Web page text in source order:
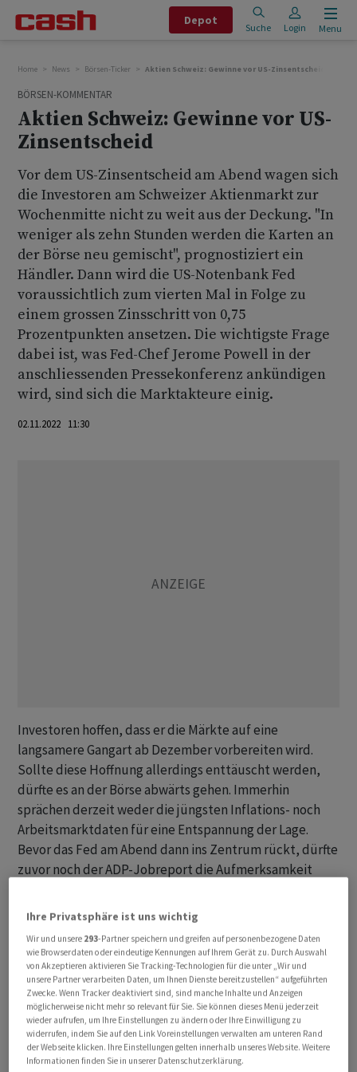
Depot
Suche Login Menu
Home News Börsen-Ticker Aktien Schweiz: Gewinne vor US-Zinsentscheid
BÖRSEN-KOMMENTAR
Aktien Schweiz: Gewinne vor US-
Zinsentscheid
Vor dem US-Zinsentscheid am Abend wagen sich
die Investoren am Schweizer Aktienmarkt zur
Wochenmitte nicht zu weit aus der Deckung. "In
weniger als zehn Stunden werden die Karten an
der Börse neu gemischt", prognostiziert ein
Händler. Dann wird die US-Notenbank Fed
voraussichtlich zum vierten Mal in Folge zu
einem grossen Zinsschritt von 0,75
Prozentpunkten ansetzen. Die wichtigste Frage
dabei ist, was Fed-Chef Jerome Powell in der
anschliessenden Pressekonferenz ankündigen
wird, sind sich die Marktakteure einig.
02.11.2022 11:30
Investoren hoffen, dass er die Märkte auf eine
langsamere Gangart ab Dezember vorbereiten wird.
Sollte diese Hoffnung allerdings enttäuscht werden,
dürfte es an der Börse abwärts gehen. Immerhin
sprächen derzeit weder die jüngsten Inflations- noch
Arbeitsmarktdaten für eine Entspannung der Lage.
Bevor das Fed am Abend dann ins Zentrum rückt, dürfte
zuvor noch der ADP-Jobreport die Aufmerksamkeit
Arbeitsmarktbericht am kommenden Freitag liefern.
Der SMI gewinnt gegen 11.00 Uhr 0,64 Prozent hinzu auf
10'852,34 Punkte. Der SLI, in dem die 30 wichtigsten
Aktien enthalten sind, zieht um 0,41 Prozent an auf
1632,15 Punkte und der breite SPI um 0,64 Prozent auf
13'832,93 Punkte. Im SLI stehen den 17 Gewinnern 13
Verlierer gegenüber.
Ihre Privatsphäre ist uns wichtig
Wir und unsere 293-Partner speichern und greifen auf personenbezogene Daten
wie Browserdaten oder eindeutige Kennungen auf Ihrem Gerät zu. Durch Auswahl
von Akzeptieren aktivieren Sie Tracking-Technologien für die unter „Wir und
unsere Partner verarbeiten Daten, um Ihnen Dienste bereitzustellen“ aufgeführten
Zwecke. Wenn Tracker deaktiviert sind, sind manche Inhalte und Anzeigen
möglicherweise nicht mehr so relevant für Sie. Sie können dieses Menü jederzeit
wieder aufrufen, um Ihre Einstellungen zu ändern oder Ihre Einwilligung zu
widerrufen, indem Sie auf den Link Voreinstellungen verwalten am unteren Rand
der Webseite klicken. Ihre Einstellungen gelten innerhalb unseres Website. Weitere
Informationen finden Sie in unserer Datenschutzerklärung.